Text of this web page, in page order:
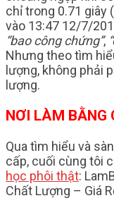
chỉ trong 0.71 giây
vào 13:47 12/7/
“bao công chứng”,
Nhưng theo tìm
lượng, không phải
lượng.
NƠI LÀM BẰNG
Qua tìm hiểu và
cấp, cuối cùng tôi
học phôi thật:
Chất Lượng – Giá